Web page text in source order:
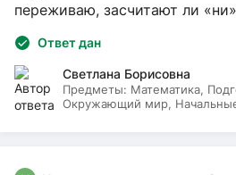
переживаю, засчитают ли
Ответ дан
Светлана Борисовна
Предметы: Математика,
Окружающий мир,